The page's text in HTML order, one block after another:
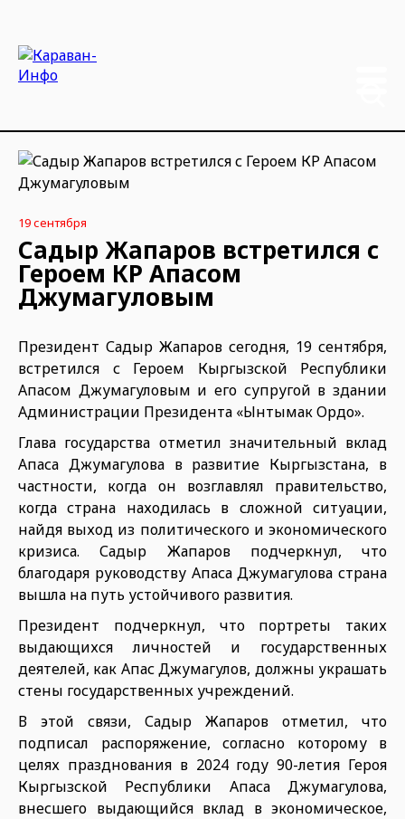
19 сентября
Садыр Жапаров встретился с
Героем КР Апасом
Джумагуловым
Президент Садыр Жапаров сегодня, 19 сентября,
встретился с Героем Кыргызской Республики
Апасом Джумагуловым и его супругой в здании
Администрации Президента «Ынтымак Ордо».
Глава государства отметил значительный вклад
Апаса Джумагулова в развитие Кыргызстана, в
частности, когда он возглавлял правительство,
когда страна находилась в сложной ситуации,
найдя выход из политического и экономического
кризиса. Садыр Жапаров подчеркнул, что
благодаря руководству Апаса Джумагулова страна
вышла на путь устойчивого развития.
Президент подчеркнул, что портреты таких
выдающихся личностей и государственных
деятелей, как Апас Джумагулов, должны украшать
стены государственных учреждений.
В этой связи, Садыр Жапаров отметил, что
подписал распоряжение, согласно которому в
целях празднования в 2024 году 90-летия Героя
Кыргызской Республики Апаса Джумагулова,
внесшего выдающийся вклад в экономическое,